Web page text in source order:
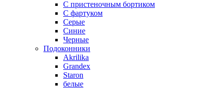
С пристеночным бортиком
С фартуком
Серые
Синие
Черные
Подоконники
Akrilika
Grandex
Staron
белые